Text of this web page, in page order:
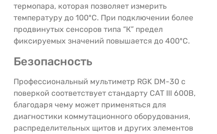
термопара, которая позволяет измерить
температуру до 100ºС. При подключении более
продвинутых сенсоров типа “К” предел
фиксируемых значений повышается до 400ºС.
Безопасность
Профессиональный мультиметр RGK DM-30 с
поверкой соответствует стандарту CAT III 600В,
благодаря чему может применяться для
диагностики коммутационного оборудования,
распределительных щитов и других элементов